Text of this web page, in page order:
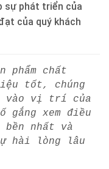
sự phát triển của
của quý khách
phẩm chất
tốt, chúng
vào vị trí của
gắng xem điều
nhất và
hài lòng lâu